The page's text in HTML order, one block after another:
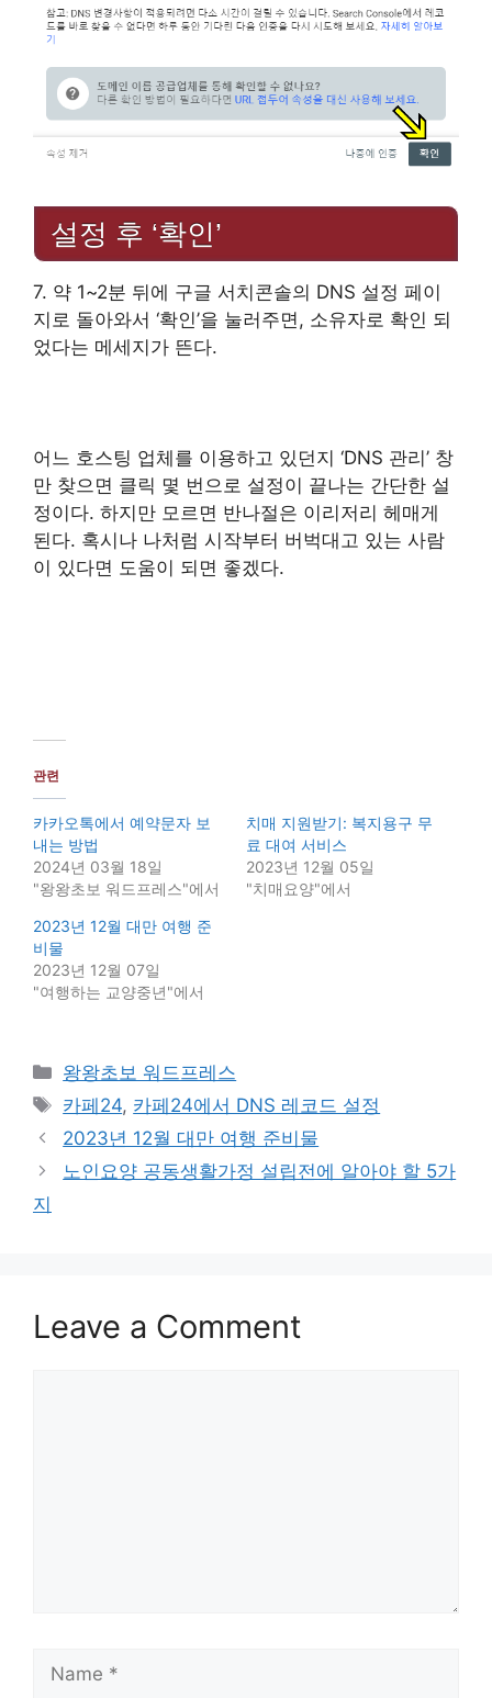
설정 후 ‘확인’
7. 약 1~2분 뒤에 구글 서치콘솔의 DNS 설정 페이
지로 돌아와서 ‘확인’을 눌러주면, 소유자로 확인 되
었다는 메세지가 뜬다.
어느 호스팅 업체를 이용하고 있던지 ‘DNS 관리’ 창
만 찾으면 클릭 몇 번으로 설정이 끝나는 간단한 설
정이다. 하지만 모르면 반나절은 이리저리 헤매게
된다. 혹시나 나처럼 시작부터 버벅대고 있는 사람
이 있다면 도움이 되면 좋겠다.
관련
카카오톡에서 예약문자 보
내는 방법
2024년 03월 18일
"왕왕초보 워드프레스"에서
치매 지원받기: 복지용구 무
료 대여 서비스
2023년 12월 05일
"치매요양"에서
2023년 12월 대만 여행 준
비물
2023년 12월 07일
"여행하는 교양중년"에서
Categories
왕왕초보 워드프레스
Tags
카페24, 카페24에서 DNS 레코드 설정
2023년 12월 대만 여행 준비물
노인요양 공동생활가정 설립전에 알아야 할 5가
지
Leave a Comment
Name